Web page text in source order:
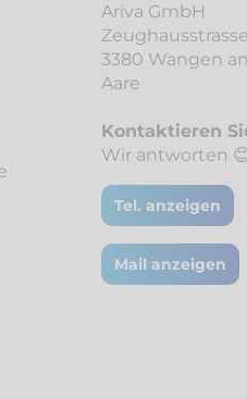
Ariva GmbH
3380 Wangen
Aare
Kontaktieren
Wir antworten
Tel. anzeigen
Mail anzeigen